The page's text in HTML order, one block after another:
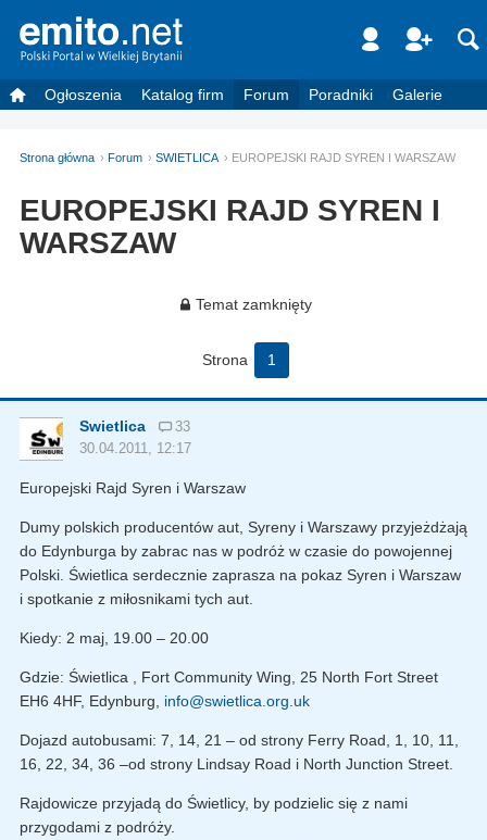
Ogłoszenia Katalog firm Forum Poradniki Galerie
Strona główna Forum SWIETLICA EUROPEJSKI RAJD SYREN I WARSZAW
EUROPEJSKI RAJD SYREN I
WARSZAW
Temat zamknięty
Strona 1
Swietlica
33
30.04.2011, 12:17
Europejski Rajd Syren i Warszaw
Dumy polskich producentów aut, Syreny i Warszawy przyjeżdżają
do Edynburga by zabrac nas w podróż w czasie do powojennej
Polski. Świetlica serdecznie zaprasza na pokaz Syren i Warszaw
i spotkanie z miłosnikami tych aut.
Kiedy: 2 maj, 19.00 – 20.00
Gdzie: Świetlica , Fort Community Wing, 25 North Fort Street
EH6 4HF, Edynburg, info@swietlica.org.uk
Dojazd autobusami: 7, 14, 21 – od strony Ferry Road, 1, 10, 11,
16, 22, 34, 36 –od strony Lindsay Road i North Junction Street.
Rajdowicze przyjadą do Świetlicy, by podzielic się z nami
przygodami z podróży.